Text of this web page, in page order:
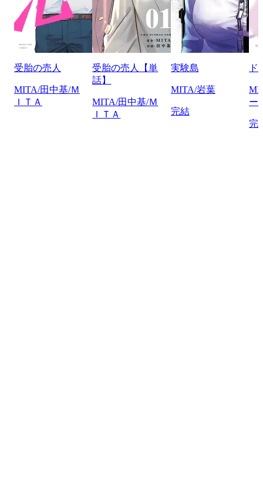
受胎の売人
MITA/田中基/Ｍ
ＩＴＡ
受胎の売人【単
話】
MITA/田中基/Ｍ
ＩＴＡ
実験島
MITA/岩葉
完結
ド
ー
完